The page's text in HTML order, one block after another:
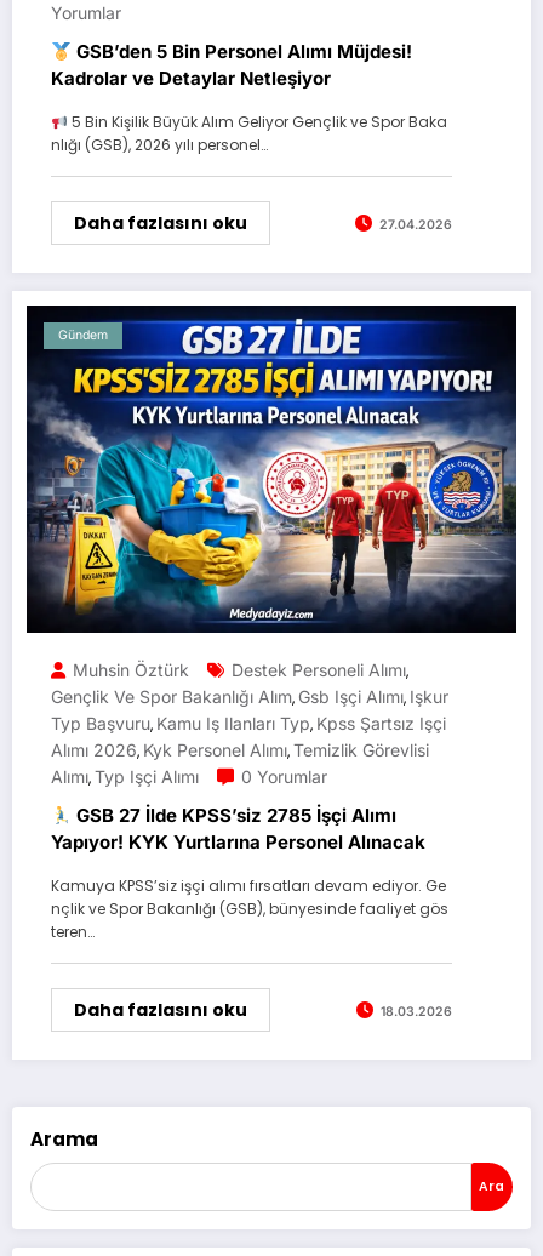
Yorumlar
GSB’den 5 Bin Personel Alımı Müjdesi!
Kadrolar ve Detaylar Netleşiyor
5 Bin Kişilik Büyük Alım Geliyor Gençlik ve Spor Baka
nlığı (GSB), 2026 yılı personel…
Daha fazlasını oku 27.04.2026
Gündem
Muhsin Öztürk Destek Personeli Alımı,
Gençlik Ve Spor Bakanlığı Alım, Gsb Işçi Alımı, Işkur
Typ Başvuru, Kamu Iş Ilanları Typ, Kpss Şartsız Işçi
Alımı 2026, Kyk Personel Alımı,Temizlik Görevlisi
Alımı,Typ Işçi Alımı 0 Yorumlar
GSB 27 İlde KPSS’siz 2785 İşçi Alımı
Yapıyor! KYK Yurtlarına Personel Alınacak
Kamuya KPSS’siz işçi alımı fırsatları devam ediyor. Ge
nçlik ve Spor Bakanlığı (GSB), bünyesinde faaliyet gös
teren…
Daha fazlasını oku 18.03.2026
Arama
Ara